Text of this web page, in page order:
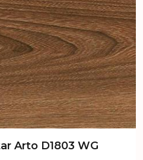
Arto D1803 WG